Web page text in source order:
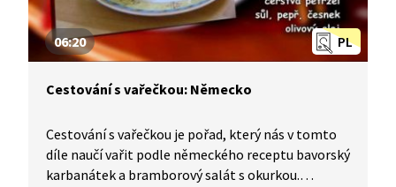
PL
06:20
Cestování s vařečkou: Německo
Cestování s vařečkou je pořad, který nás v tomto
díle naučí vařit podle německého receptu bavorský
karbanátek a bramborový salát s okurkou.